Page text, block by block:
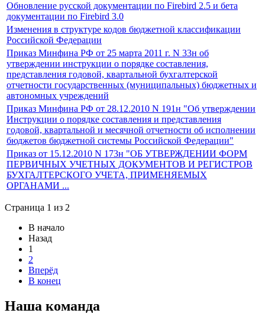
Обновление русской документации по Firebird 2.5 и бета
документации по Firebird 3.0
Изменения в структуре кодов бюджетной классификации
Российской Федерации
Приказ Минфина РФ от 25 марта 2011 г. N 33н об
утверждении инструкции о порядке составления,
представления годовой, квартальной бухгалтерской
отчетности государственных (муниципальных) бюджетных и
автономных учреждений
Приказ Минфина РФ от 28.12.2010 N 191н "Об утверждении
Инструкции о порядке составления и представления
годовой, квартальной и месячной отчетности об исполнении
бюджетов бюджетной системы Российской Федерации"
Приказ от 15.12.2010 N 173н "ОБ УТВЕРЖДЕНИИ ФОРМ
ПЕРВИЧНЫХ УЧЕТНЫХ ДОКУМЕНТОВ И РЕГИСТРОВ
БУХГАЛТЕРСКОГО УЧЕТА, ПРИМЕНЯЕМЫХ
ОРГАНАМИ ...
Страница 1 из 2
В начало
Назад
1
2
Вперёд
В конец
Наша команда